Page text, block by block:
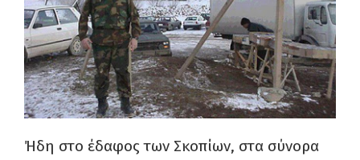
Ήδη στο έδαφος των Σκοπίων, στα σύνορα